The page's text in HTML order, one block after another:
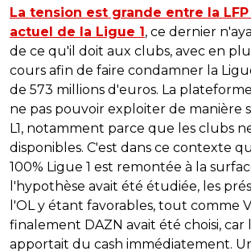
La tension est grande entre la
actuel de la Ligue 1 , ce dernier
de ce qu'il doit aux clubs, avec en
cours afin de faire condamner la
de 573 millions d'euros. La
ne pas pouvoir exploiter de manière
L1, notamment parce que les clubs
disponibles. C'est dans ce contexte
100% Ligue 1 est remontée à la
l'hypothèse avait été étudiée, les
l'OL y étant favorables, tout comme
finalement DAZN avait été choisi,
apportait du cash immédiatement.